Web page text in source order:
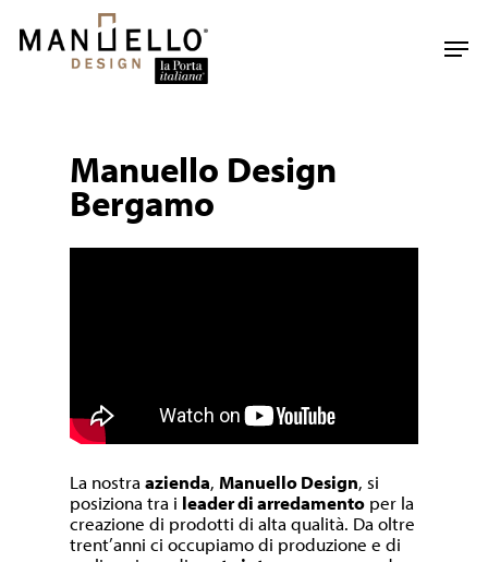
main
Manuello Design
Bergamo
La nostraazienda, Manuello Design, si
posiziona tra i leader di arredamento per la
creazione di prodotti di alta qualità. Da oltre
trent’anni ci occupiamo di produzione e di